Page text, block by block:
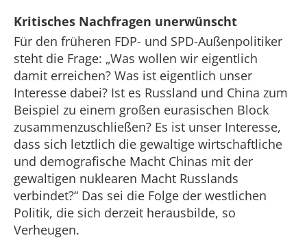
Kritisches Nachfragen unerwünscht
Für den früheren FDP- und SPD-Außenpolitiker
steht die Frage: „Was wollen wir eigentlich
damit erreichen? Was ist eigentlich unser
Interesse dabei? Ist es Russland und China zum
Beispiel zu einem großen eurasischen Block
zusammenzuschließen? Es ist unser Interesse,
dass sich letztlich die gewaltige wirtschaftliche
und demografische Macht Chinas mit der
gewaltigen nuklearen Macht Russlands
verbindet?“ Das sei die Folge der westlichen
Politik, die sich derzeit herausbilde, so
Verheugen.